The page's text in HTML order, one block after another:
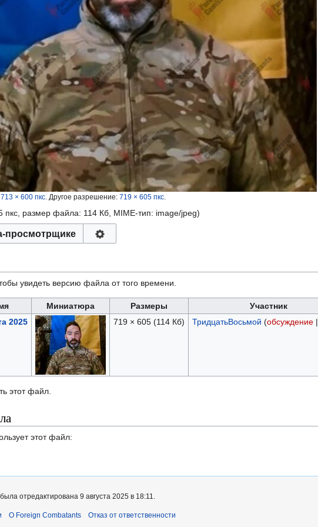
713 × 600 пкс Другое разрешение: 719 × 605 пкс
пкс, размер файла: 114 Кб, MIME-тип: image/jpeg)
просмотрщике
увидеть версию файла от того времени.
Миниатюра Размеры Участник
2025 719 × 605 (114 Кб) ТридцатьВосьмой (обсуждение|
этот файл.
этот файл:
отредактирована 9 августа 2025 в 18:11.
О Foreign Combatants Отказ от ответственности